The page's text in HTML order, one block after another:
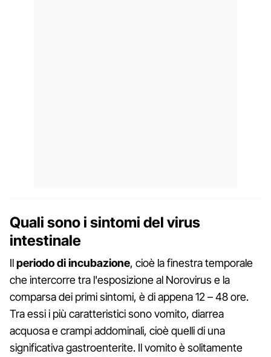
Quali sono i sintomi del virus
intestinale
Ilperiodo di incubazione, cioè la finestra temporale
che intercorre tra l'esposizione al Norovirus e la
comparsa dei primi sintomi, è di appena 12 – 48 ore.
Tra essi i più caratteristici sono vomito, diarrea
acquosa e crampi addominali, cioè quelli di una
significativa gastroenterite. Il vomito è solitamente